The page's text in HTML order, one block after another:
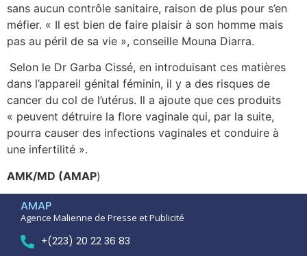
sans aucun contrôle sanitaire, raison de plus pour s’en
méfier. « Il est bien de faire plaisir à son homme mais
pas au péril de sa vie », conseille Mouna Diarra.
Selon le Dr Garba Cissé, en introduisant ces matières
dans l’appareil génital féminin, il y a des risques de
cancer du col de l’utérus. Il a ajoute que ces produits
« peuvent détruire la flore vaginale qui, par la suite,
pourra causer des infections vaginales et conduire à
une infertilité ».
AMK/MD (AMAP)
AMAP
Agence Malienne de Presse et Publicité
+(223) 20 22 36 83